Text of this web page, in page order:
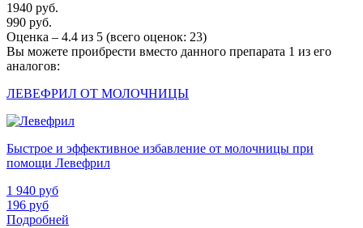
1940 руб.
990 руб.
Оценка – 4.4 из 5 (всего оценок: 23)
Вы можете проибрести вместо данного препарата 1 из его
аналогов:
ЛЕВЕФРИЛ ОТ МОЛОЧНИЦЫ
Быстрое и эффективное избавление от молочницы при
помощи Левефрил
1 940 руб
196 руб
Подробней